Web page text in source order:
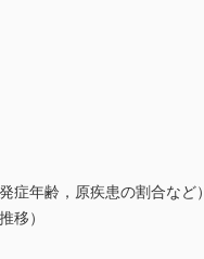
症年齢，原疾患の割合など）
移）